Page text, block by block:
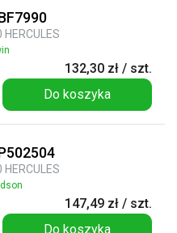
HERCULES
132,30 zł / szt.
Do koszyka
HERCULES
147,49 zł / szt.
Do koszyka